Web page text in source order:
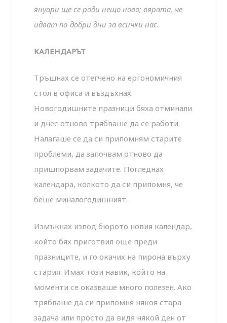
януари ще се роди нещо ново; вярата, че
идват по-добри дни за всички нас.
КАЛЕНДАРЪТ
Тръшнах се отегчено на ергономичния
стол в офиса и въздъхнах.
Новогодишните празници бяха отминали
и днес отново трябваше да се работи.
Налагаше се да си припомням старите
проблеми, да започвам отново да
пришпорвам задачите. Погледнах
календара, колкото да си припомня, че
беше миналогодишният.
Измъкнах изпод бюрото новия календар,
който бях приготвил още преди
празниците, и го окачих на пирона върху
стария. Имах този навик, който на
моменти се оказваше много полезен. Ако
трябваше да си припомня някоя стара
задача или просто да видя някой ден от